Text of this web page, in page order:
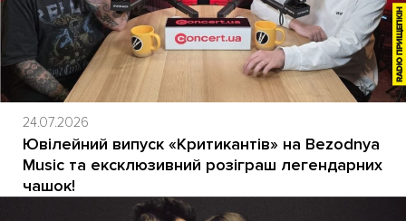
24.07.2026
Ювілейний випуск «Критикантів» на Bezodnya
Music та ексклюзивний розіграш легендарних
чашок!